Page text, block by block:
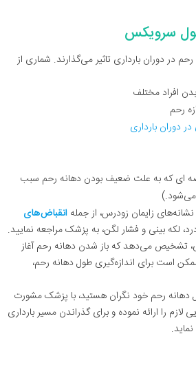
سرویکس
در دوران بارداری تاثیر می‌گذارند. شماری از
افراد مختلف
رحم
دوران بارداری
ای که به علت ضعیف بودن دهانه رحم سبب
می‌شود.)
زایمان زودرس، از جمله انقباض‌های
لکه ‌بینی و فشار لگن، به پزشک مراجعه نمایید.
تشخیص می‌دهد که باز شدن دهانه رحم آغاز
است برای اندازه‌گیری طول دهانه رحم،
طول دهانه رحم خود نگران هستید، با پزشک مشورت
لازم را ارائه نموده و برای گذراندن مسیر بارداری